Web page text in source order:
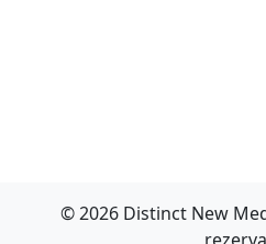
© 2026 Distinct New